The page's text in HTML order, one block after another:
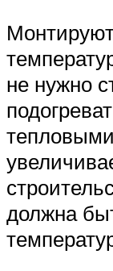
не нужно
должна